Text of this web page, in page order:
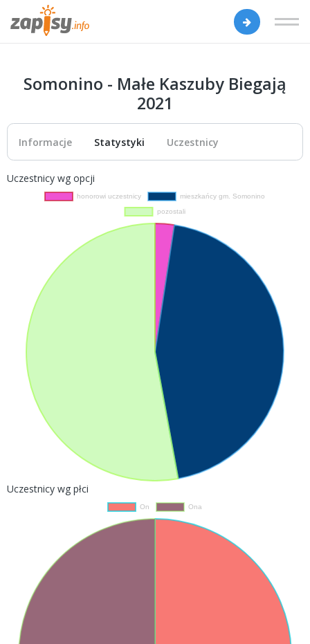
Somonino - Małe Kaszuby Biegają
2021
Informacje Statystyki Uczestnicy
Uczestnicy wg opcji
Uczestnicy wg płci